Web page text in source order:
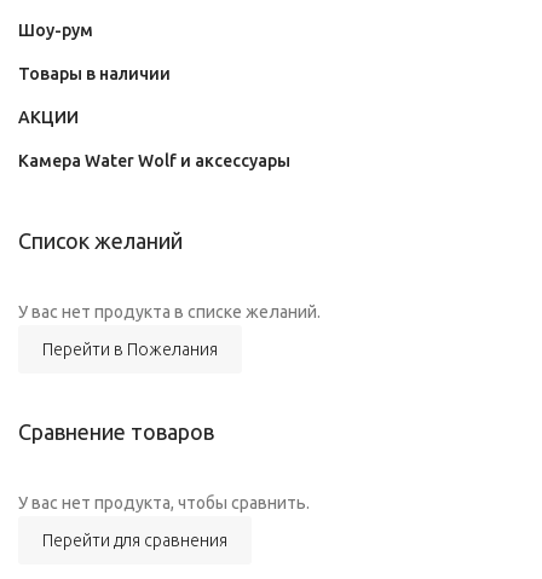
Шоу-рум
Товары в наличии
АКЦИИ
Камера Water Wolf и аксессуары
Список желаний
У вас нет продукта в списке желаний.
Перейти в Пожелания
Сравнение товаров
У вас нет продукта, чтобы сравнить.
Перейти для сравнения